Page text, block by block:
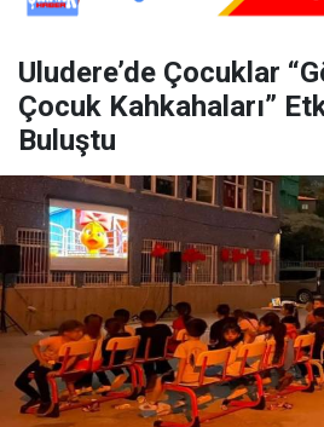
Uludere’de Çocuklar
Çocuk Kahkahaları”
Buluştu